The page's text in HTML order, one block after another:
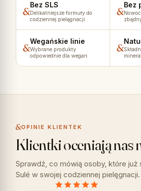
Bez SLS
Delikatniejsze formuły do
codziennej pielęgnacji
Bez
Wegańskie linie
Wybrane produkty
odpowiednie dla wegan
OPINIE KLIENTEK
Klientki oceniają nas
Sprawdź, co mówią osoby, które już
Sulé w swojej codziennej pielęgnacji.